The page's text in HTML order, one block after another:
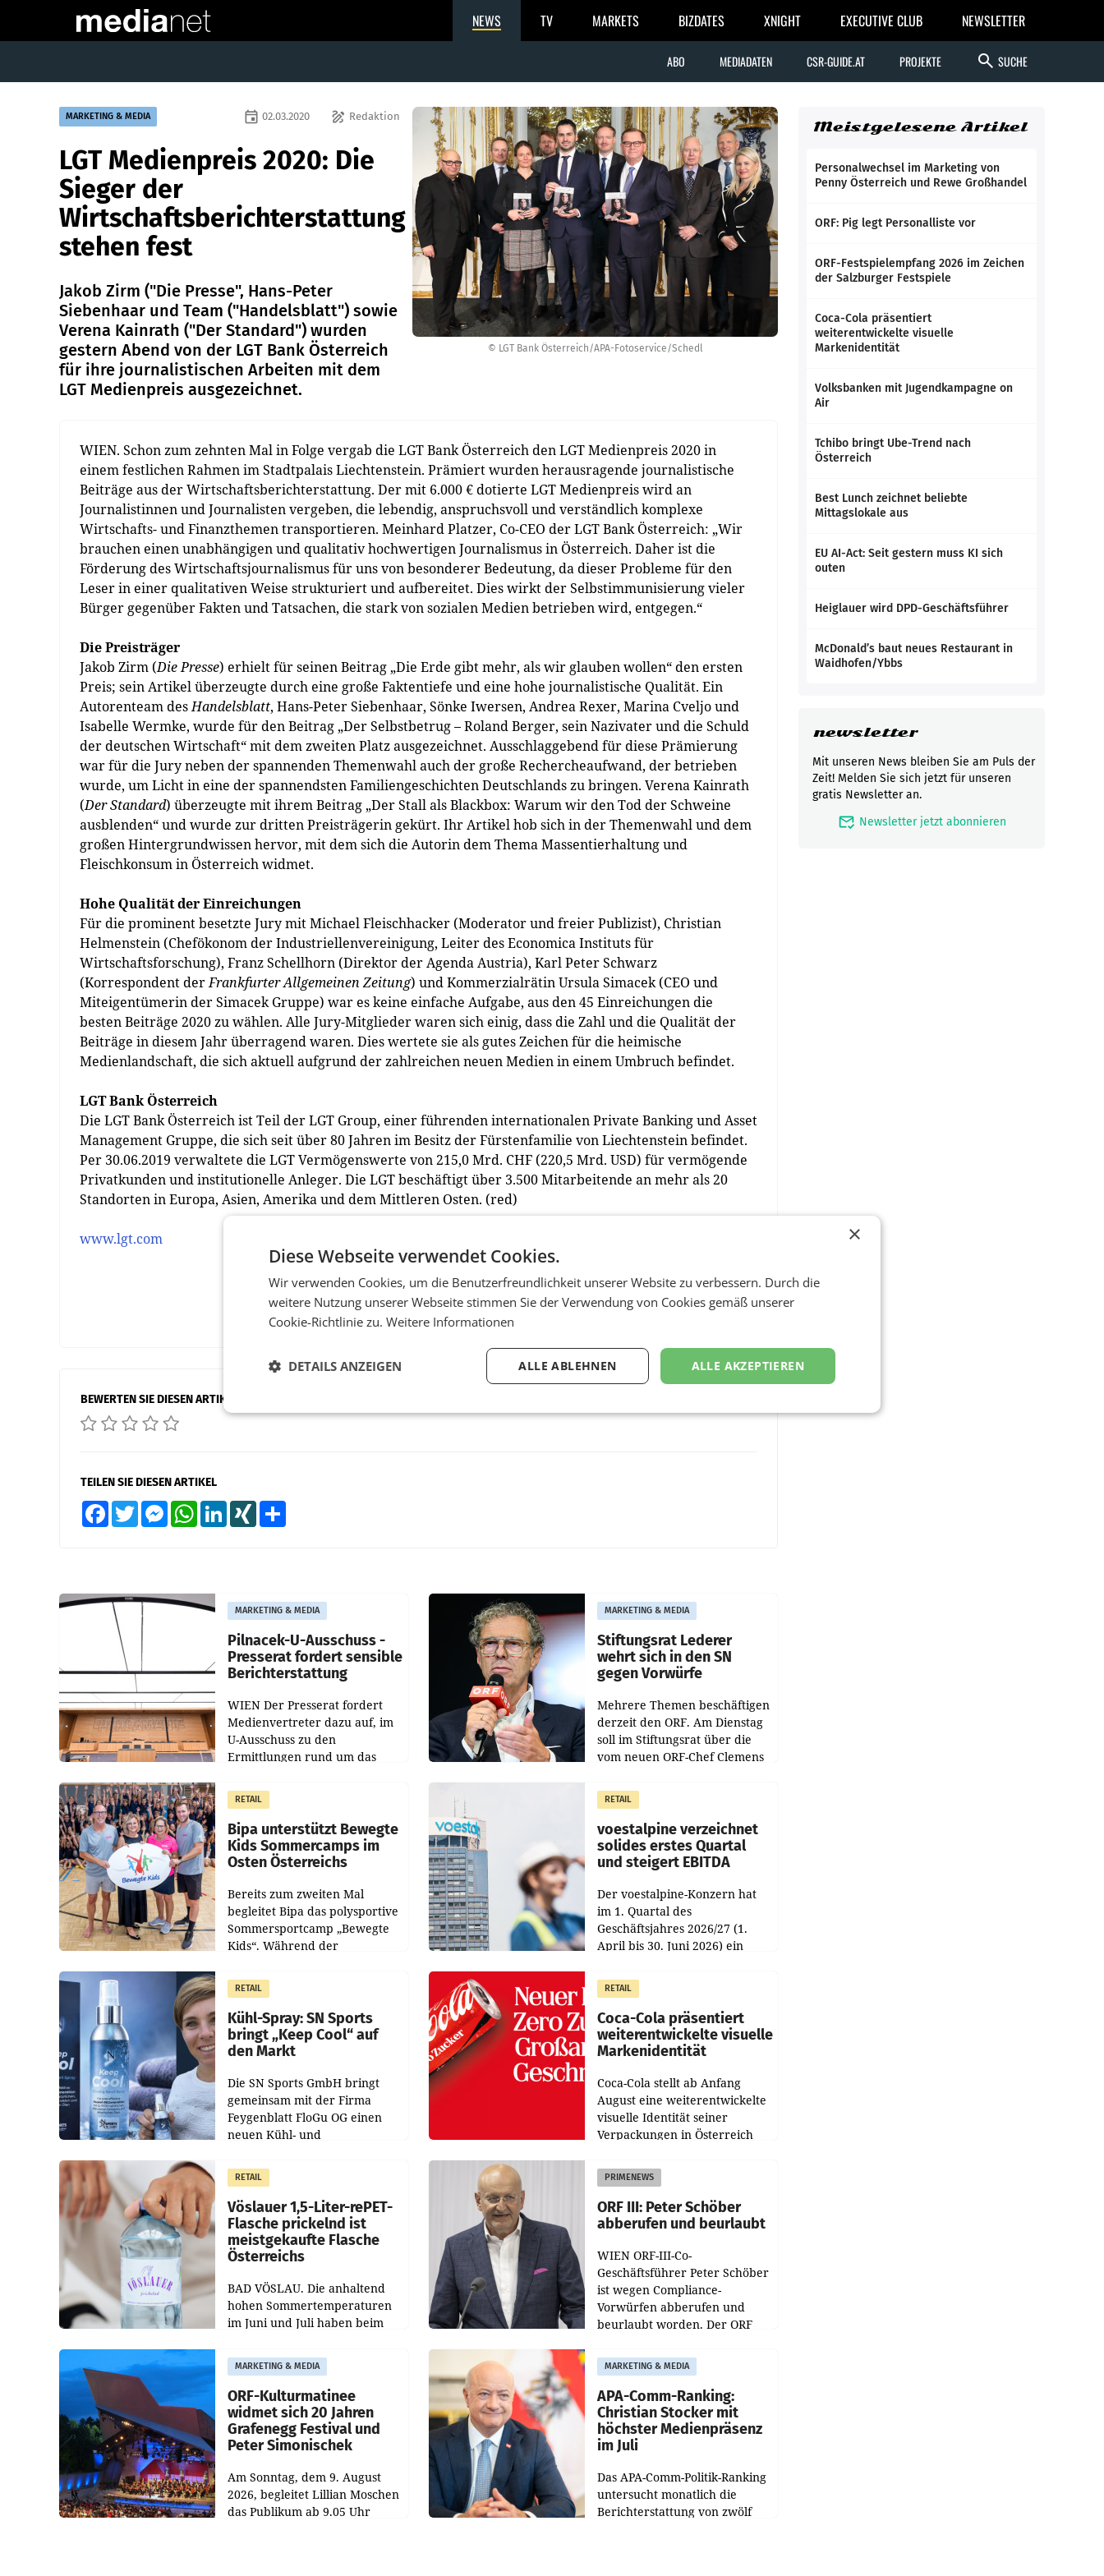
NEWS TV MARKETS BIZDATES XNIGHT EXECUTIVE CLUB NEWSLETTER
ABO MEDIADATEN CSR-GUIDE.AT PROJEKTE search SUCHE
© LGT Bank Österreich/APA-Fotoservice/Schedl
MARKETING & MEDIA draw Redaktion
event 02.03.2020
LGT Medienpreis 2020: Die
Sieger der
Wirtschaftsberichterstattung
stehen fest
Jakob Zirm ("Die Presse", Hans-Peter
Siebenhaar und Team ("Handelsblatt") sowie
Verena Kainrath ("Der Standard") wurden
gestern Abend von der LGT Bank Österreich
für ihre journalistischen Arbeiten mit dem
LGT Medienpreis ausgezeichnet.
WIEN. Schon zum zehnten Mal in Folge vergab die LGT Bank Österreich den LGT Medienpreis 2020 in
einem festlichen Rahmen im Stadtpalais Liechtenstein. Prämiert wurden herausragende journalistische
Beiträge aus der Wirtschaftsberichterstattung. Der mit 6.000 € dotierte LGT Medienpreis wird an
Journalistinnen und Journalisten vergeben, die lebendig, anspruchsvoll und verständlich komplexe
Wirtschafts- und Finanzthemen transportieren. Meinhard Platzer, Co-CEO der LGT Bank Österreich: „Wir
brauchen einen unabhängigen und qualitativ hochwertigen Journalismus in Österreich. Daher ist die
Förderung des Wirtschaftsjournalismus für uns von besonderer Bedeutung, da dieser Probleme für den
Leser in einer qualitativen Weise strukturiert und aufbereitet. Dies wirkt der Selbstimmunisierung vieler
Bürger gegenüber Fakten und Tatsachen, die stark von sozialen Medien betrieben wird, entgegen.“
Die Preisträger
Jakob Zirm (Die Presse) erhielt für seinen Beitrag „Die Erde gibt mehr, als wir glauben wollen“ den ersten
Preis; sein Artikel überzeugte durch eine große Faktentiefe und eine hohe journalistische Qualität. Ein
Autorenteam desHandelsblatt, Hans-Peter Siebenhaar, Sönke Iwersen, Andrea Rexer, Marina Cveljo und
Isabelle Wermke, wurde für den Beitrag „Der Selbstbetrug – Roland Berger, sein Nazivater und die Schuld
der deutschen Wirtschaft“ mit dem zweiten Platz ausgezeichnet. Ausschlaggebend für diese Prämierung
war für die Jury neben der spannenden Themenwahl auch der große Rechercheaufwand, der betrieben
wurde, um Licht in eine der spannendsten Familiengeschichten Deutschlands zu bringen. Verena Kainrath
(Der Standard) überzeugte mit ihrem Beitrag „Der Stall als Blackbox: Warum wir den Tod der Schweine
ausblenden“ und wurde zur dritten Preisträgerin gekürt. Ihr Artikel hob sich in der Themenwahl und dem
großen Hintergrundwissen hervor, mit dem sich die Autorin dem Thema Massentierhaltung und
Fleischkonsum in Österreich widmet.
Hohe Qualität der Einreichungen
Für die prominent besetzte Jury mit Michael Fleischhacker (Moderator und freier Publizist), Christian
Helmenstein (Chefökonom der Industriellenvereinigung, Leiter des Economica Instituts für
Wirtschaftsforschung), Franz Schellhorn (Direktor der Agenda Austria), Karl Peter Schwarz
(Korrespondent derFrankfurter Allgemeinen Zeitung) und Kommerzialrätin Ursula Simacek (CEO und
Miteigentümerin der Simacek Gruppe) war es keine einfache Aufgabe, aus den 45 Einreichungen die
besten Beiträge 2020 zu wählen. Alle Jury-Mitglieder waren sich einig, dass die Zahl und die Qualität der
Beiträge in diesem Jahr überragend waren. Dies wertete sie als gutes Zeichen für die heimische
Medienlandschaft, die sich aktuell aufgrund der zahlreichen neuen Medien in einem Umbruch befindet.
LGT Bank Österreich
Die LGT Bank Österreich ist Teil der LGT Group, einer führenden internationalen Private Banking und Asset
Management Gruppe, die sich seit über 80 Jahren im Besitz der Fürstenfamilie von Liechtenstein befindet.
Per 30.06.2019 verwaltete die LGT Vermögenswerte von 215,0 Mrd. CHF (220,5 Mrd. USD) für vermögende
Privatkunden und institutionelle Anleger. Die LGT beschäftigt über 3.500 Mitarbeitende an mehr als 20
Standorten in Europa, Asien, Amerika und dem Mittleren Osten. (red)
www.lgt.com
BEWERTEN SIE DIESEN ARTIKEL
TEILEN SIE DIESEN ARTIKEL
FacebookTwitter MessengerWhatsAppLinkedInXING
MARKETING & MEDIA
Pilnacek-U-Ausschuss -
Presserat fordert sensible
Berichterstattung
WIEN Der Presserat fordert
Medienvertreter dazu auf, im
U-Ausschuss zu den
Ermittlungen rund um das
im Justizministerium, Christian
Pilnacek, auf sensible
MARKETING & MEDIA
Stiftungsrat Lederer
wehrt sich in den SN
gegen Vorwürfe
Mehrere Themen beschäftigen
derzeit den ORF. Am Dienstag
soll im Stiftungsrat über die
vom neuen ORF-Chef Clemens
Besetzungen für die
Direktionen abgestimmt
werden.
RETAIL
Bipa unterstützt Bewegte
Kids Sommercamps im
Osten Österreichs
Bereits zum zweiten Mal
begleitet Bipa das polysportive
Sommersportcamp „Bewegte
Kids“. Während der
Juli und August versorgt das
Unternehmen Kinder sowie
RETAIL
voestalpine verzeichnet
solides erstes Quartal
und steigert EBITDA
Der voestalpine-Konzern hat
im 1. Quartal des
Geschäftsjahres 2026/27 (1.
April bis 30. Juni 2026) ein
Der Umsatz stieg im Vergleich
zur Vorjahresperiode
RETAIL
Kühl-Spray: SN Sports
bringt „Keep Cool“ auf
den Markt
Die SN Sports GmbH bringt
gemeinsam mit der Firma
Feygenblatt FloGu OG einen
neuen Kühl- und
Markt. Das Produkt namens
„Keep Cool“ ist zu 100 Prozent
RETAIL
Coca-Cola präsentiert
weiterentwickelte visuelle
Markenidentität
Coca-Cola stellt ab Anfang
August eine weiterentwickelte
visuelle Identität seiner
Verpackungen in Österreich
Redesigns stehen zentrale
Gestaltungselemente
RETAIL
Vöslauer 1,5-Liter-rePET-
Flasche prickelnd ist
meistgekaufte Flasche
Österreichs
BAD VÖSLAU. Die anhaltend
hohen Sommertemperaturen
im Juni und Juli haben beim
Getränkehersteller Vöslauer zu
deutlichen Absatzzuwächsen
geführt. Während
PRIMENEWS
ORF III: Peter Schöber
abberufen und beurlaubt
WIEN ORF-III-Co-
Geschäftsführer Peter Schöber
ist wegen Compliance-
Vorwürfen abberufen und
beurlaubt worden. Der ORF
entsprechende
Medienberichte.
MARKETING & MEDIA
ORF-Kulturmatinee
widmet sich 20 Jahren
Grafenegg Festival und
Peter Simonischek
Am Sonntag, dem 9. August
2026, begleitet Lillian Moschen
das Publikum ab 9.05 Uhr
MARKETING & MEDIA
APA-Comm-Ranking:
Christian Stocker mit
höchster Medienpräsenz
im Juli
Das APA-Comm-Politik-Ranking
untersucht monatlich die
Berichterstattung von zwölf
Meistgelesene Artikel
Personalwechsel im Marketing von
Penny Österreich und Rewe Großhandel
ORF: Pig legt Personalliste vor
ORF-Festspielempfang 2026 im Zeichen
der Salzburger Festspiele
Coca-Cola präsentiert
weiterentwickelte visuelle
Markenidentität
Volksbanken mit Jugendkampagne on
Air
Tchibo bringt Ube-Trend nach
Österreich
Best Lunch zeichnet beliebte
Mittagslokale aus
EU AI-Act: Seit gestern muss KI sich
outen
Heiglauer wird DPD-Geschäftsführer
McDonald’s baut neues Restaurant in
Waidhofen/Ybbs
newsletter
Mit unseren News bleiben Sie am Puls der
Zeit! Melden Sie sich jetzt für unseren
gratis Newsletter an.
mark_email_read Newsletter jetzt abonnieren
×
Diese Webseite verwendet Cookies.
Wir verwenden Cookies, um die Benutzerfreundlichkeit unserer Website zu verbessern. Durch die
weitere Nutzung unserer Webseite stimmen Sie der Verwendung von Cookies gemäß unserer
Cookie-Richtlinie zu. Weitere Informationen
ALLE AKZEPTIEREN
ALLE ABLEHNEN
DETAILS ANZEIGEN